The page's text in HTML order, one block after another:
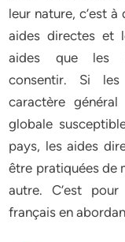
leur nature, c’est
aides directes et
aides que les
consentir. Si
caractère
globale
pays, les aides
être pratiquées de
autre. C’est
français en